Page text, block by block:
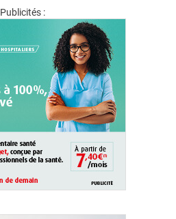
Publicités :